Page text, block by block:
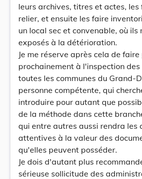
leurs archives, titres et actes, les
relier, et ensuite les faire
un local sec et convenable, où ils
exposés à la détérioration.
Je me réserve après cela de
prochainement à l'inspection
toutes les communes du Grand-
personne compétente, qui
introduire pour autant que
de la méthode dans cette
qui entre autres aussi rendra les
attentives à la valeur des
qu'elles peuvent posséder.
Je dois d'autant plus
sérieuse sollicitude des